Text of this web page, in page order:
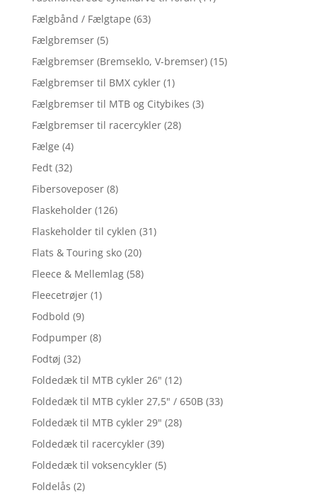
Fælgbånd / Fælgtape (63)
Fælgbremser (5)
Fælgbremser (Bremseklo, V-bremser) (15)
Fælgbremser til BMX cykler (1)
Fælgbremser til MTB og Citybikes (3)
Fælgbremser til racercykler (28)
Fælge (4)
Fedt (32)
Fibersoveposer (8)
Flaskeholder (126)
Flaskeholder til cyklen (31)
Flats & Touring sko (20)
Fleece & Mellemlag (58)
Fleecetrøjer (1)
Fodbold (9)
Fodpumper (8)
Fodtøj (32)
Foldedæk til MTB cykler 26" (12)
Foldedæk til MTB cykler 27,5" / 650B (33)
Foldedæk til MTB cykler 29" (28)
Foldedæk til racercykler (39)
Foldedæk til voksencykler (5)
Foldelås (2)